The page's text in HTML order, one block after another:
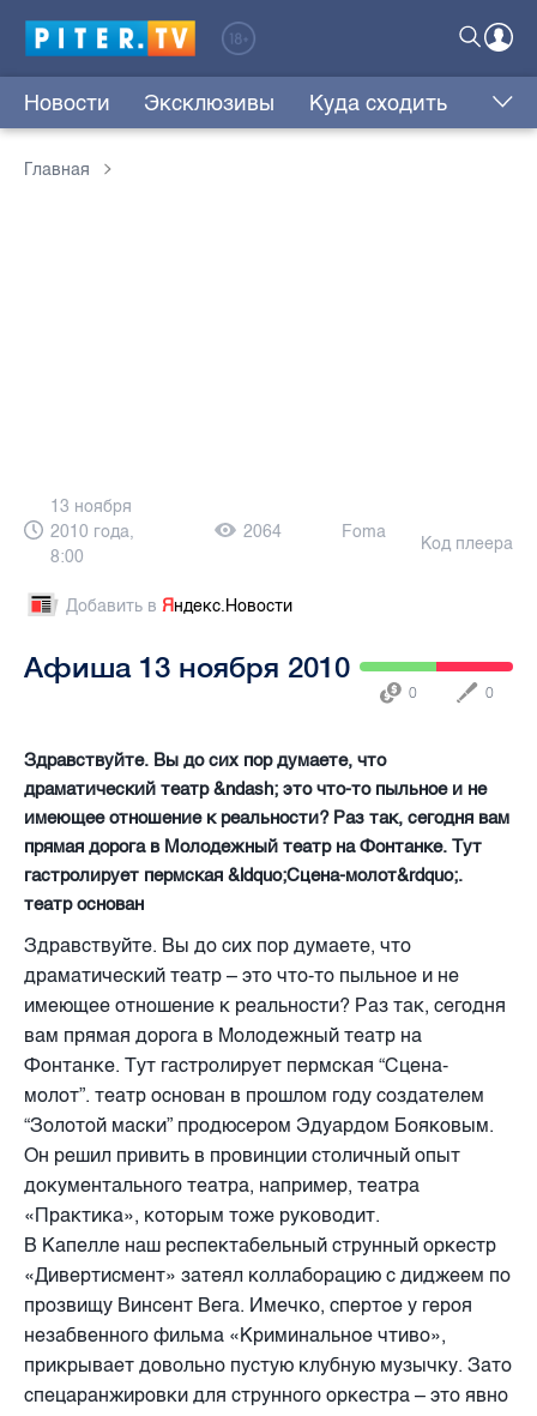
Новости Эксклюзивы Куда сходить
Главная
13 ноября
2010 года,
8:00
2064 Foma
Код плеера
Добавить в Яндекс.Новости
Афиша 13 ноября 2010
0 0
Здравствуйте. Вы до сих пор думаете, что
драматический театр &ndash; это что-то пыльное и не
имеющее отношение к реальности? Раз так, сегодня вам
прямая дорога в Молодежный театр на Фонтанке. Тут
гастролирует пермская &ldquo;Сцена-молот&rdquo;.
театр основан
Здравствуйте. Вы до сих пор думаете, что
драматический театр – это что-то пыльное и не
имеющее отношение к реальности? Раз так, сегодня
вам прямая дорога в Молодежный театр на
Фонтанке. Тут гастролирует пермская “Сцена-
молот”. театр основан в прошлом году создателем
“Золотой маски” продюсером Эдуардом Бояковым.
Он решил привить в провинции столичный опыт
документального театра, например, театра
«Практика», которым тоже руководит.
В Капелле наш респектабельный струнный оркестр
«Дивертисмент» затеял коллаборацию с диджеем по
прозвищу Винсент Вега. Имечко, спертое у героя
незабвенного фильма «Криминальное чтиво»,
прикрывает довольно пустую клубную музычку. Зато
спецаранжировки для струнного оркестра – это явно